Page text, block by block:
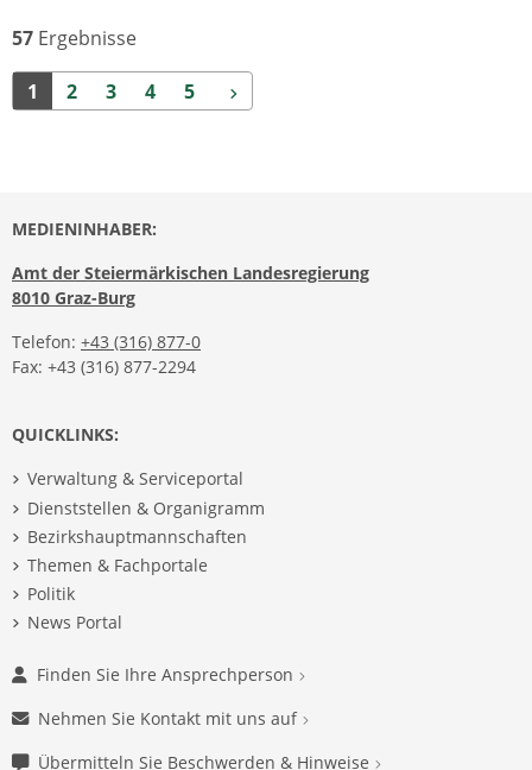
57 Ergebnisse
1 2 3 4 5 Weiter
MEDIENINHABER:
Amt der Steiermärkischen Landesregierung
8010 Graz-Burg
Telefon: +43 (316) 877-0
Fax: +43 (316) 877-2294
QUICKLINKS:
Verwaltung & Serviceportal
Dienststellen & Organigramm
Bezirkshauptmannschaften
Themen & Fachportale
Politik
News Portal
Finden Sie Ihre Ansprechperson
Nehmen Sie Kontakt mit uns auf
Übermitteln Sie Beschwerden & Hinweise